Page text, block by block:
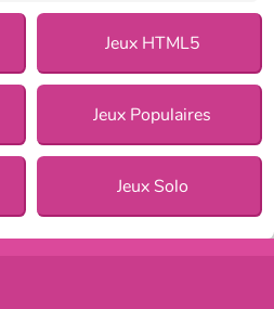
Jeux HTML5
Jeux Populaires
Jeux Solo